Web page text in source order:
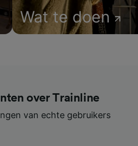
Wat te doen
over Trainline
van echte gebruikers